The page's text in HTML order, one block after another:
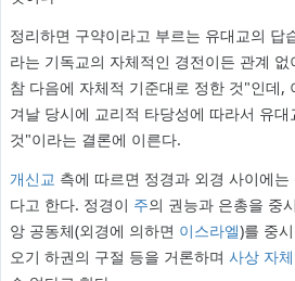
정리하면 구약이라고 부르는 유대교의 답
라는 기독교의 자체적인 경전이든 관계
참 다음에 자체적 기준대로 정한 것"인데,
겨날 당시에 교리적 타당성에 따라서 유
것"이라는 결론에 이른다.
개신교 측에 따르면 정경과 외경 사이에는
다고 한다. 정경이 주의 권능과 은총을 중
앙 공동체(외경에 의하면 이스라엘)를 중
오기 하권의 구절 등을 거론하며 사상 자